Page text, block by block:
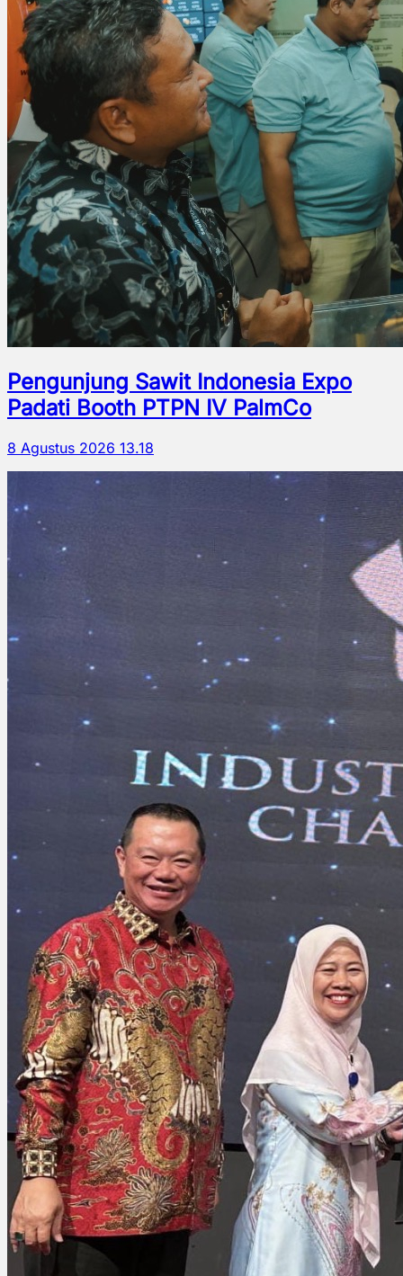
Pengunjung Sawit Indonesia Expo
Padati Booth PTPN IV PalmCo
8 Agustus 2026 13.18